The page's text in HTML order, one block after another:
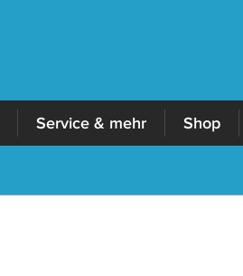
Service & mehr Shop